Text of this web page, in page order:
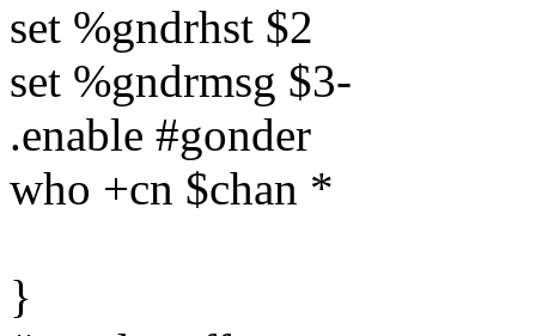
set %gndrhst $2
set %gndrmsg $3-
.enable #gonder
who +cn $chan *
}